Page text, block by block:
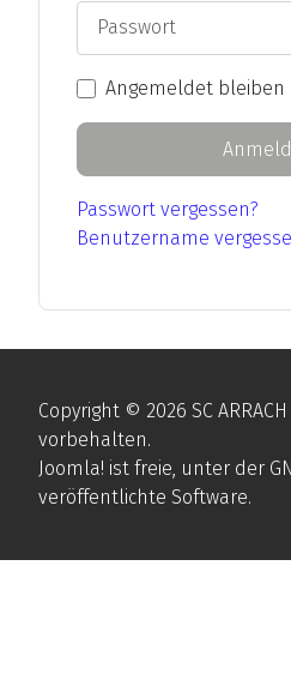
Angemeldet bleiben
Passwort vergessen?
Benutzername
Copyright © 2026 SC
vorbehalten.
Joomla! ist freie, unter der
veröffentlichte Software.